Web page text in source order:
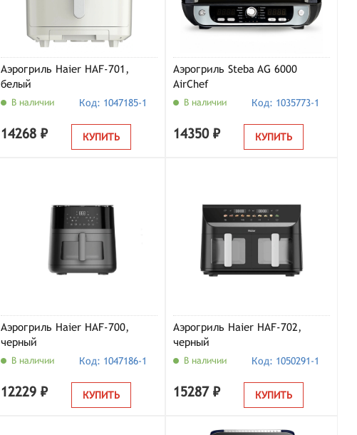
Аэрогриль Haier HAF-701,
белый
В наличии Код: 1047185-1
14268 ₽ КУПИТЬ
Аэрогриль Steba AG 6000
AirChef
В наличии Код: 1035773-1
14350 ₽ КУПИТЬ
Аэрогриль Haier HAF-700,
черный
В наличии Код: 1047186-1
12229 ₽ КУПИТЬ
Аэрогриль Haier HAF-702,
черный
В наличии Код: 1050291-1
15287 ₽ КУПИТЬ